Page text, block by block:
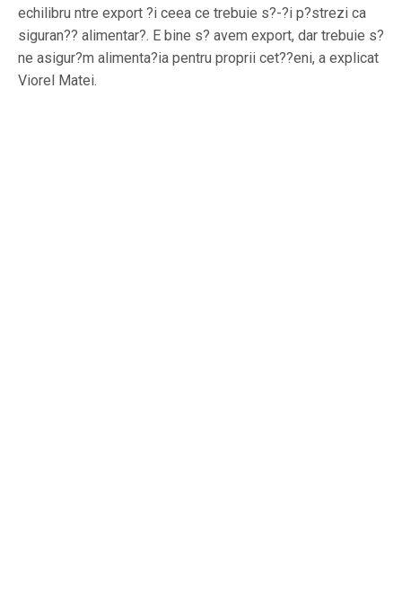
echilibru ntre export ?i ceea ce trebuie s?-?i p?strezi ca
siguran?? alimentar?. E bine s? avem export, dar trebuie s?
ne asigur?m alimenta?ia pentru proprii cet??eni, a explicat
Viorel Matei.